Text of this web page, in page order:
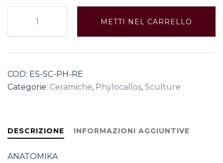
quantità
METTI NEL CARRELLO
COD: ES-SC-PH-RE
Categorie: Ceramiche, Phylocallos, Sculture
DESCRIZIONE INFORMAZIONI AGGIUNTIVE
ANATOMIKA